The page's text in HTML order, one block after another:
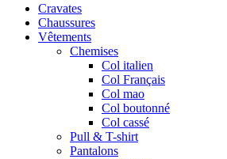
Cravates
Chaussures
Vêtements
Chemises
Col italien
Col Français
Col mao
Col boutonné
Col cassé
Pull & T-shirt
Pantalons